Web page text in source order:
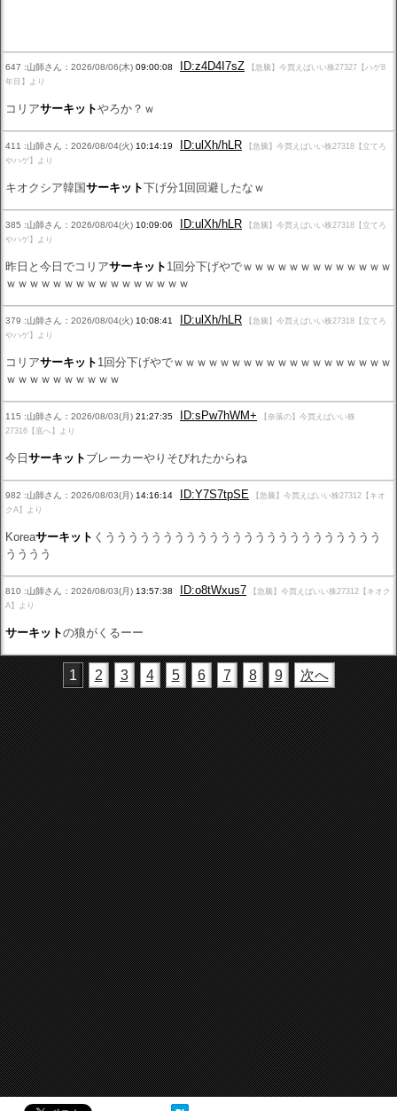
647 :山師さん：2026/08/06(木) 09:00:08 ID:z4D4I7sZ
【急騰】今買えばいい株27327【ハゲ8
年目】より
コリアサーキットやろか？ｗ
411 :山師さん：2026/08/04(火) 10:14:19 ID:ulXh/hLR
【急騰】今買えばいい株27318【立てろ
やハゲ】より
キオクシア韓国サーキット下げ分1回回避したなｗ
385 :山師さん：2026/08/04(火) 10:09:06 ID:ulXh/hLR
【急騰】今買えばいい株27318【立てろ
やハゲ】より
昨日と今日でコリアサーキット 1回分下げやでｗｗｗｗｗｗｗｗｗｗｗｗｗ
ｗｗｗｗｗｗｗｗｗｗｗｗｗｗｗｗ
379 :山師さん：2026/08/04(火) 10:08:41 ID:ulXh/hLR
【急騰】今買えばいい株27318【立てろ
やハゲ】より
コリアサーキット 1回分下げやでｗｗｗｗｗｗｗｗｗｗｗｗｗｗｗｗｗｗｗ
ｗｗｗｗｗｗｗｗｗｗ
115 :山師さん：2026/08/03(月) 21:27:35 ID:sPw7hWM+
【奈落の】今買えばいい株
27316【底へ】より
今日 サーキット ブレーカーやりそびれたからね
982 :山師さん：2026/08/03(月) 14:16:14 ID:Y7S7tpSE
【急騰】今買えばいい株27312【キオ
クA】より
Koreaサーキット くうううううううううううううううううううううううう
うううう
810 :山師さん：2026/08/03(月) 13:57:38 ID:o8tWxus7
【急騰】今買えばいい株27312【キオク
A】より
サーキットの狼がくるーー
1 2 3 4 5 6 7 8 9 次へ